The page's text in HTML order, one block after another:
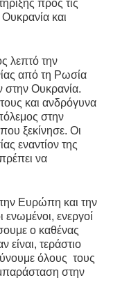
προς τις
και
λεπτό την
από τη Ρωσία
στην Ουκρανία.
και ανδρόγυνα
στην
ξεκίνησε. Οι
εναντίον της
να
Ευρώπη και την
ενωμένοι, ενεργοί
ο καθένας
είναι, τεράστιο
όλους τους
στην